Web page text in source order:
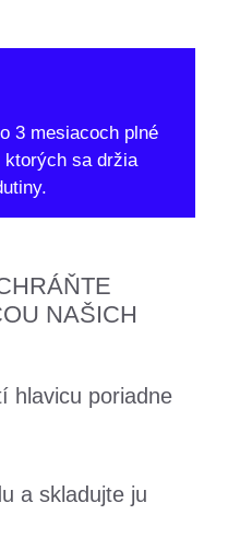
3 mesiacoch plné
sa držia
NAŠICH
hlavicu poriadne
a skladujte ju